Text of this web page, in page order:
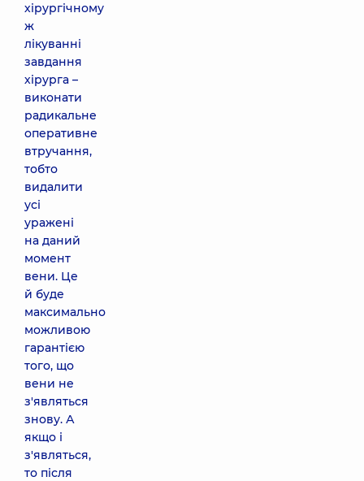
хірургічному
ж
лікуванні
завдання
хірурга –
виконати
радикальне
оперативне
втручання,
тобто
видалити
усі
уражені
на даний
момент
вени. Це
й буде
максимально
можливою
гарантією
того, що
вени не
з'являться
знову. А
якщо і
з'являться,
то після